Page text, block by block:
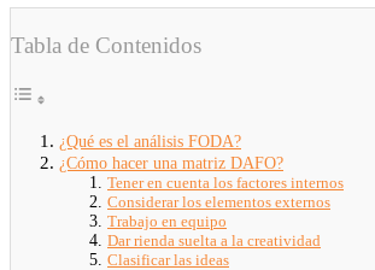
Tabla de Contenidos
¿Qué es el análisis FODA?
¿Cómo hacer una matriz DAFO?
Tener en cuenta los factores internos
Considerar los elementos externos
Trabajo en equipo
Dar rienda suelta a la creatividad
Clasificar las ideas